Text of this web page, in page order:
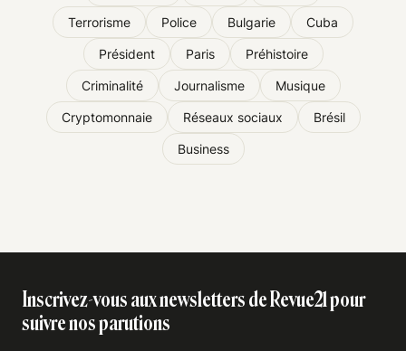
Terrorisme Police Bulgarie Cuba
Président Paris Préhistoire
Criminalité Journalisme Musique
Cryptomonnaie Réseaux sociaux Brésil
Business
Inscrivez-vous aux newsletters de Revue21 pour
suivre nos parutions